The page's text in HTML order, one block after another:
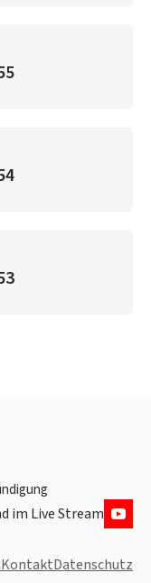
im Live Stream
KontaktDatenschutz